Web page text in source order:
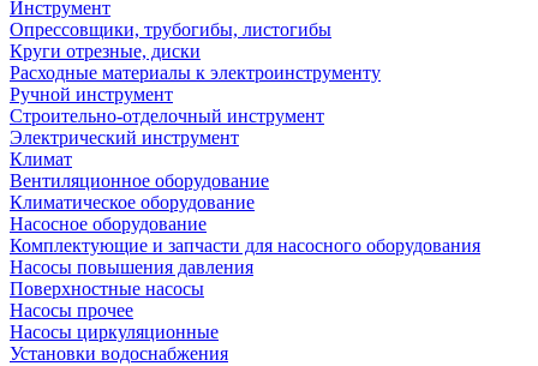
Инструмент
Опрессовщики, трубогибы, листогибы
Круги отрезные, диски
Расходные материалы к электроинструменту
Ручной инструмент
Строительно-отделочный инструмент
Электрический инструмент
Климат
Вентиляционное оборудование
Климатическое оборудование
Насосное оборудование
Комплектующие и запчасти для насосного оборудования
Насосы повышения давления
Поверхностные насосы
Насосы прочее
Насосы циркуляционные
Установки водоснабжения